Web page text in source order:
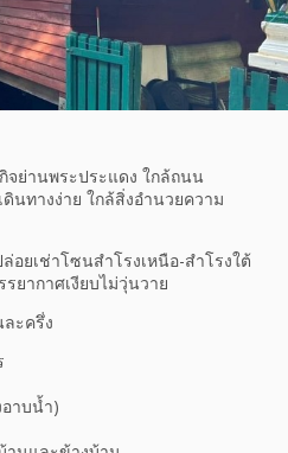
จย่านพระประแดง ใกล้ถนน
ดินทางง่าย ใกล้สิ่งอำนวยความ
อยเช่าโซนสำโรงเหนือ-สำโรงใต้
ยากาศเงียบไม่วุ่นวาย
ะครึ่ง
าบน้ำ)